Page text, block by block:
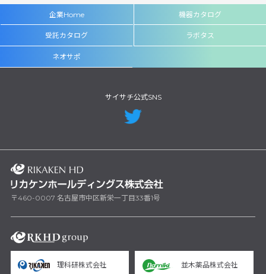
企業Home 機器カタログ
受託カタログ ラボタス
ネオサポ
サイサチ公式SNS
〒460-0007 名古屋市中区新栄一丁目33番1号
理科研株式会社 並木薬品株式会社